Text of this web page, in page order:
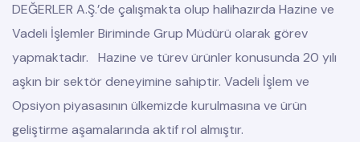
DEĞERLER A.Ş.’de çalışmakta olup halihazırda Hazine ve
Vadeli İşlemler Biriminde Grup Müdürü olarak görev
yapmaktadır. Hazine ve türev ürünler konusunda 20 yılı
aşkın bir sektör deneyimine sahiptir. Vadeli İşlem ve
Opsiyon piyasasının ülkemizde kurulmasına ve ürün
geliştirme aşamalarında aktif rol almıştır.